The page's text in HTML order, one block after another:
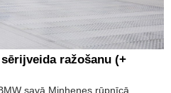
ražošanu (+
savā Minhenes rūpnīcā